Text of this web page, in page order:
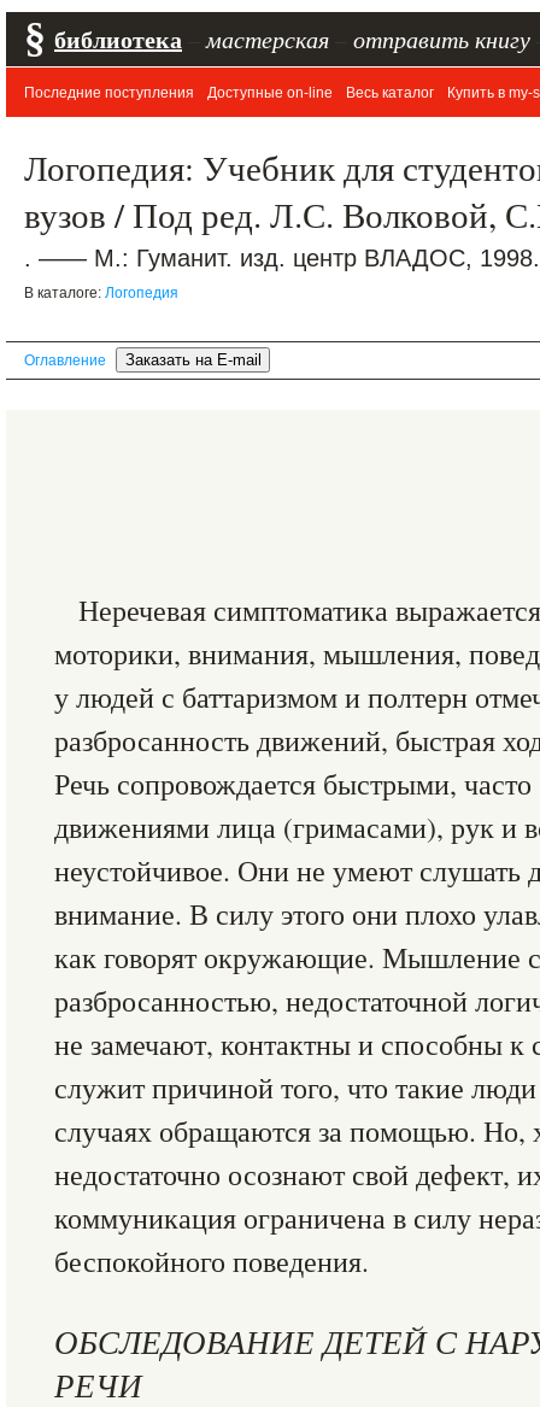
§ библиотека мастерская отправить книгу
Последние поступления Доступные on-line Весь каталог Купить в my-
Логопедия: Учебник для
вузов / Под ред. Л.С. Волковой,
. —— М.: Гуманит. изд. центр ВЛАДОС,
В каталоге: Логопедия
Оглавление
Неречевая симптоматика
моторики, внимания, мышления,
у людей с баттаризмом и полтерн
разбросанность движений, быстрая
Речь сопровождается быстрыми,
движениями лица (гримасами), рук и
неустойчивое. Они не умеют слушать
внимание. В силу этого они плохо
как говорят окружающие. Мышление
разбросанностью, недостаточной
не замечают, контактны и способны
служит причиной того, что такие
случаях обращаются за помощью. Но,
недостаточно осознают свой дефект,
коммуникация ограничена в силу
беспокойного поведения.
ОБСЛЕДОВАНИЕ ДЕТЕЙ С
РЕЧИ